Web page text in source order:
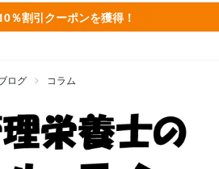
％割引クーポンを獲得！
ログ コラム